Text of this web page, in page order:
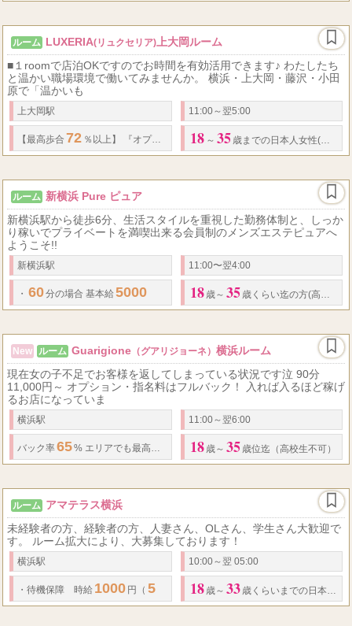
ルーム LUXERIA(リュクセリア) 上大岡ルーム
■１roomで店泊OKですのでお時間を有効活用できます♪ わたしたち
と温かい職場環境で働いてみませんか。 横浜・上大岡・藤沢・小田
原で「温かいも
上大岡駅 11:00～翌5:00
【最高歩合 72 ％以上】 『オプション料金』＋本指名料金（一部を除く） 18 ～ 35 歳までの日本人女性(高校生不可)
ルーム 新横浜 Pure ピュア
新横浜駅から徒歩6分、生活スタイルを重視した勤務体制と、しっか
り稼いでプライベートを満喫出来る会員制のメンズエステピュアへ
ようこそ!!
新横浜駅 11:00〜翌4:00
・ 60分の場合 基本給 5000 1000 円+オプション代4000
18 歳～ 35 歳くらい迄の方(高校生不可)
New ルーム Guarigione （グアリジョーネ） 横浜ルーム
現在女の子不足でお客様を返してしまっている状況です泣 90分
11,000円～ オプション・指名料はフルバック！ 入れば入るほど稼げ
るお店になっていま
横浜駅 11:00～翌6:00
バック率65% エリアでも最高水準 基本バック (随時昇給あり!) 90分...
18 歳～ 35 歳位迄（高校生不可）
ルーム アマテラス横浜
未経験者の方、経験者の方、人妻さん、OLさん、学生さん大歓迎で
す。 ルーム拡大により、大募集しております！
横浜駅 10:00～翌 05:00
・ 待機保障 時給 1000 円（ 5 指名料フルバック ・オプション料フ
18 歳～ 33 歳くらいまでの日本人女性